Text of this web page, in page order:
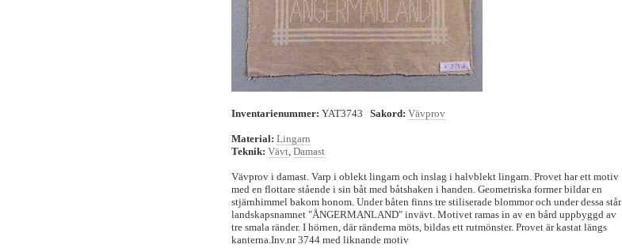
Inventarienummer: YAT3743 Sakord: Vävprov
Material: Lingarn
Teknik: Vävt, Damast
Vävprov i damast. Varp i oblekt lingarn och inslag i halvblekt lingarn. Provet har ett motiv
med en flottare stående i sin båt med båtshaken i handen. Geometriska former bildar en
stjärnhimmel bakom honom. Under båten finns tre stiliserade blommor och under dessa står
landskapsnamnet "ÅNGERMANLAND" invävt. Motivet ramas in av en bård uppbyggd av
tre smala ränder. I hörnen, där ränderna möts, bildas ett rutmönster. Provet är kastat längs
kanterna.Inv.nr 3744 med liknande motiv